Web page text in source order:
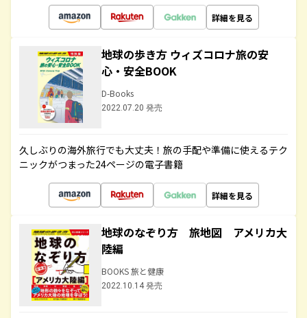
詳細を見る
地球の歩き方 ウィズコロナ旅の安
心・安全BOOK
D-Books
2022.07.20 発売
久しぶりの海外旅行でも大丈夫！旅の手配や準備に使えるテク
ニックがつまった24ページの電子書籍
詳細を見る
地球のなぞり方 旅地図 アメリカ大
陸編
BOOKS 旅と健康
2022.10.14 発売